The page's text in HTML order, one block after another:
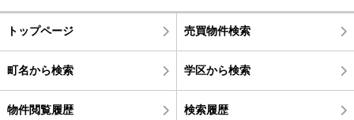
トップページ 売買物件検索
町名から検索 学区から検索
物件閲覧履歴 検索履歴